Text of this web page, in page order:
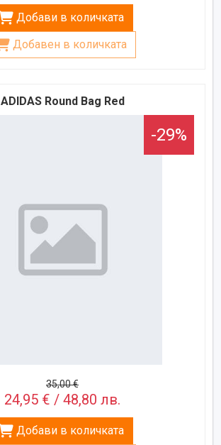
Добави в количката
Добавен в количката
ADIDAS Round Bag Red
-29%
35,00 €
24,95 € / 48,80 лв.
Добави в количката